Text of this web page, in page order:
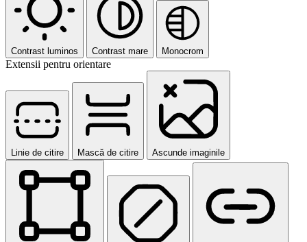
Contrast luminos Contrast mare Monocrom
Extensii pentru orientare
Linie de citire Mască de citire Ascunde imaginile